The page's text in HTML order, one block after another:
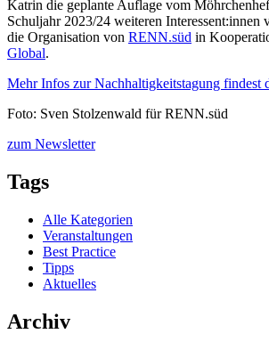
Katrin die geplante Auflage vom
Schuljahr 2023/24 weiteren Interessent:innen
die Organisation von RENN.süd in
Global.
Mehr Infos zur Nachhaltigkeitstagung findest
Foto: Sven Stolzenwald für RENN.süd
zum Newsletter
Tags
Alle Kategorien
Veranstaltungen
Best Practice
Tipps
Aktuelles
Archiv